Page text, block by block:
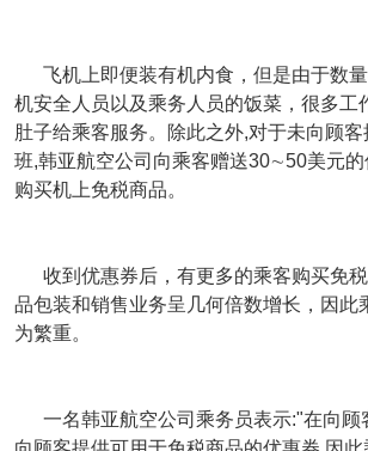
飞机上即便装有机内食，但是由于数
机安全人员以及乘务人员的饭菜，很多工
肚子给乘客服务。除此之外,对于未向顾
班,韩亚航空公司向乘客赠送30∼50美元
购买机上免税商品。
收到优惠券后，有更多的乘客购买免
品包装和销售业务呈几何倍数增长，因此
为繁重。
一名韩亚航空公司乘务员表示:"在向顾